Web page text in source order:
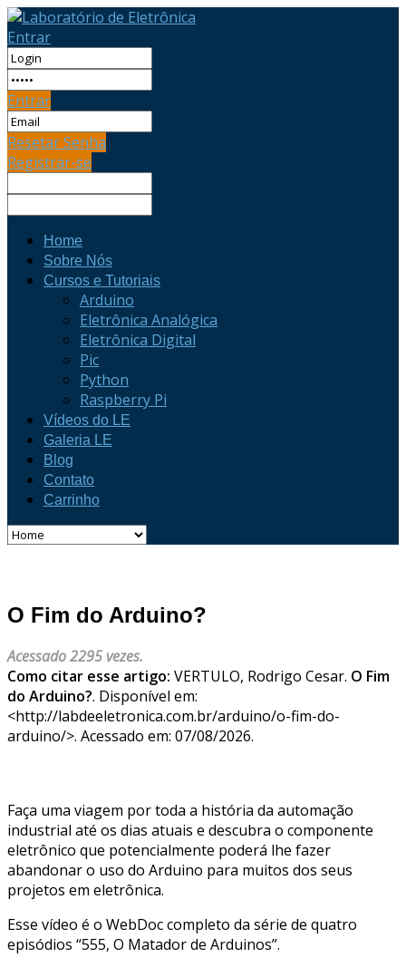
Entrar
Entrar
Resetar Senha
Registrar-se
Home
Sobre Nós
Cursos e Tutoriais
Arduino
Eletrônica Analógica
Eletrônica Digital
Pic
Python
Raspberry Pi
Vídeos do LE
Galeria LE
Blog
Contato
Carrinho
O Fim do Arduino?
Acessado 2295 vezes.
Como citar esse artigo: VERTULO, Rodrigo Cesar. O Fim
do Arduino?. Disponível em:
<http://labdeeletronica.com.br/arduino/o-fim-do-
arduino/>. Acessado em: 07/08/2026.
Faça uma viagem por toda a história da automação
industrial até os dias atuais e descubra o componente
eletrônico que potencialmente poderá lhe fazer
abandonar o uso do Arduino para muitos dos seus
projetos em eletrônica.
Esse vídeo é o WebDoc completo da série de quatro
episódios “555, O Matador de Arduinos”.